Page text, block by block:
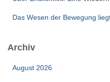
Das Wesen der Bewegung
Archiv
August 2026